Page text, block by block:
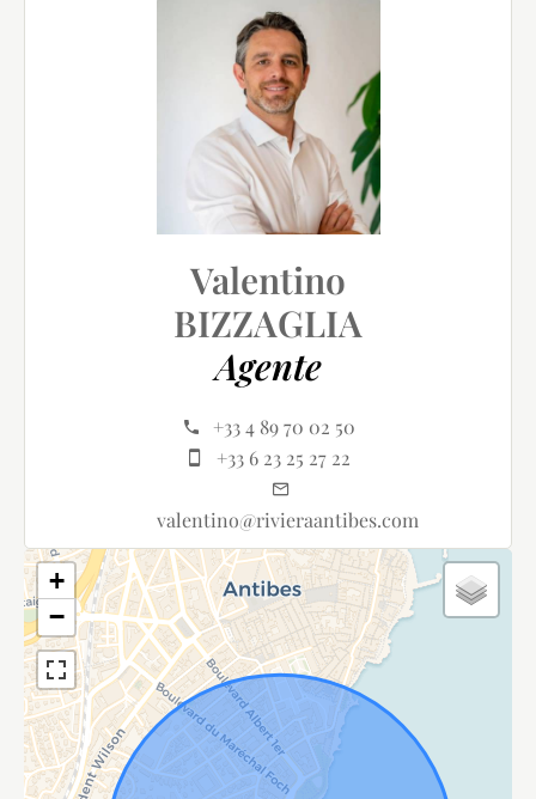
Valentino
BIZZAGLIA
Agente
+33 4 89 70 02 50
+33 6 23 25 27 22
valentino@rivieraantibes.com
+
−